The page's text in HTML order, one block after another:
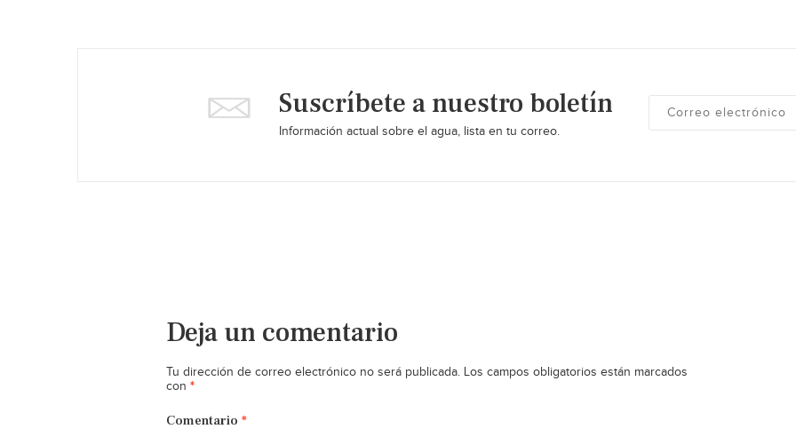
Suscríbete a nuestro boletín
Información actual sobre el agua, lista en tu correo.
Deja un comentario
Tu dirección de correo electrónico no será publicada. Los campos obligatorios están marcados
con *
Comentario *